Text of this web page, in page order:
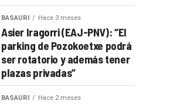
BASAURI Hace 3 meses
Asier Iragorri (EAJ-PNV): “El
parking de Pozokoetxe podrá
ser rotatorio y además tener
plazas privadas”
BASAURI Hace 2 meses